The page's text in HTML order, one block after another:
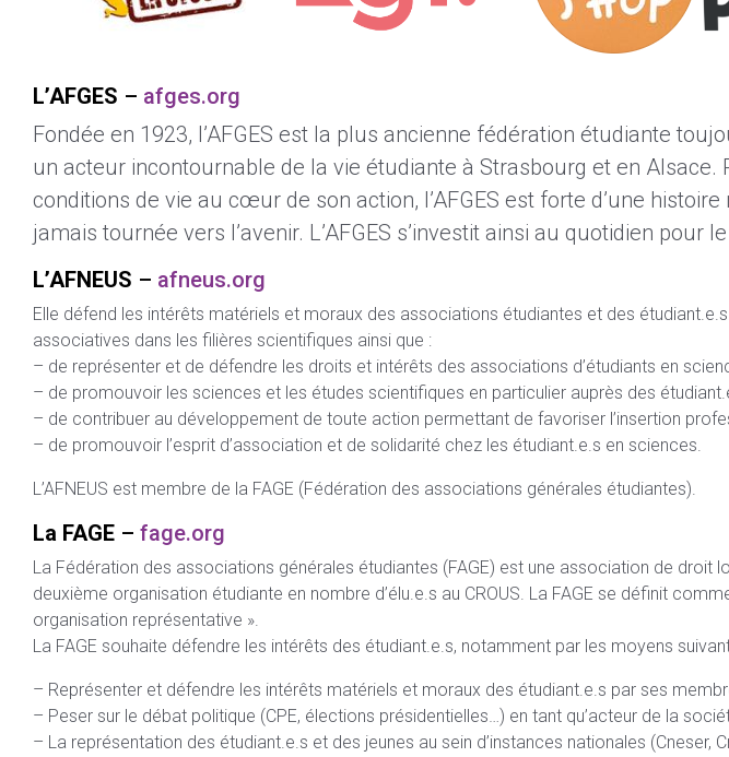
L’AFGES – afges.org
Fondée en 1923, l’AFGES est la plus ancienne fédération étudiante
un acteur incontournable de la vie étudiante à Strasbourg et en
conditions de vie au cœur de son action, l’AFGES est forte d’une
jamais tournée vers l’avenir. L’AFGES s’investit ainsi au quotidien
L’AFNEUS – afneus.org
Elle défend les intérêts matériels et moraux des associations étudiantes et des
associatives dans les filières scientifiques ainsi que :
– de représenter et de défendre les droits et intérêts des associations d’étudiants en
– de promouvoir les sciences et les études scientifiques en particulier auprès des
– de contribuer au développement de toute action permettant de favoriser l’insertion
– de promouvoir l’esprit d’association et de solidarité chez les étudiant.e.s en sciences.
L’AFNEUS est membre de la FAGE (Fédération des associations générales étudiantes).
La FAGE – fage.org
La Fédération des associations générales étudiantes (FAGE) est une association de droit
deuxième organisation étudiante en nombre d’élu.e.s au CROUS. La FAGE se définit
organisation représentative ».
La FAGE souhaite défendre les intérêts des étudiant.e.s, notamment par les moyens
– Représenter et défendre les intérêts matériels et moraux des étudiant.e.s par ses
– Peser sur le débat politique (CPE, élections présidentielles…) en tant qu’acteur de la
– La représentation des étudiant.e.s et des jeunes au sein d’instances nationales (Cneser,